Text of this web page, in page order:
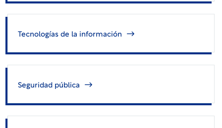
Tecnologías de la información
Seguridad pública